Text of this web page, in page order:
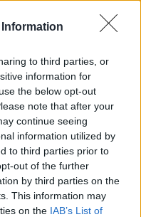
to third parties, or
information for
the below opt-out
note that after your
continue seeing
information utilized by
to third parties prior to
out of the further
by third parties on the
This information may
on the IAB’s List of
stop disparaît
0